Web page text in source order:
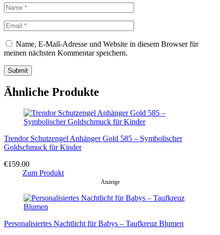
Name, E-Mail-Adresse und Website in diesem Browser für
meinen nächsten Kommentar speichern.
Ähnliche Produkte
Trendor Schutzengel Anhänger Gold 585 – Symbolischer
Goldschmuck für Kinder
€159.00
Zum Produkt
Anzeige
Personalisiertes Nachtlicht für Babys – Taufkreuz Blumen